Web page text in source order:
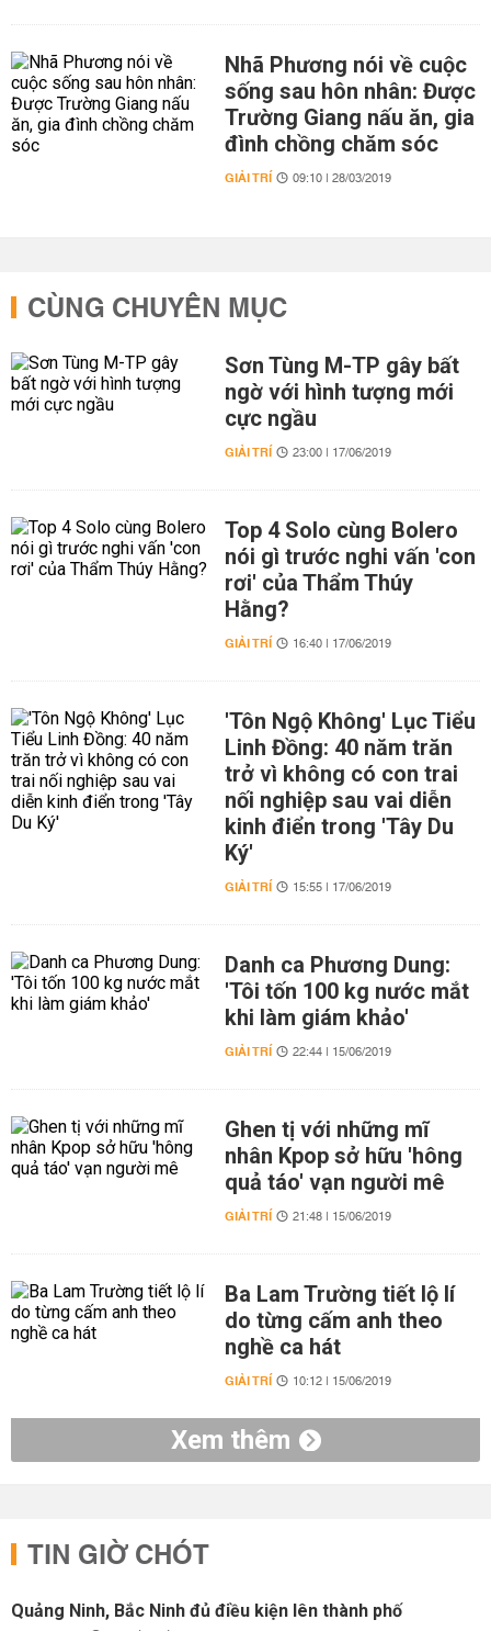
Nhã Phương nói về cuộc
sống sau hôn nhân: Được
Trường Giang nấu ăn, gia
đình chồng chăm sóc
GIẢI TRÍ 09:10 | 28/03/2019
CÙNG CHUYÊN MỤC
Sơn Tùng M-TP gây bất
ngờ với hình tượng mới
cực ngầu
GIẢI TRÍ 23:00 | 17/06/2019
Top 4 Solo cùng Bolero
nói gì trước nghi vấn 'con
rơi' của Thẩm Thúy
Hằng?
GIẢI TRÍ 16:40 | 17/06/2019
'Tôn Ngộ Không' Lục Tiểu
Linh Đồng: 40 năm trăn
trở vì không có con trai
nối nghiệp sau vai diễn
kinh điển trong 'Tây Du
Ký'
GIẢI TRÍ 15:55 | 17/06/2019
Danh ca Phương Dung:
'Tôi tốn 100 kg nước mắt
khi làm giám khảo'
GIẢI TRÍ 22:44 | 15/06/2019
Ghen tị với những mĩ
nhân Kpop sở hữu 'hông
quả táo' vạn người mê
GIẢI TRÍ 21:48 | 15/06/2019
Ba Lam Trường tiết lộ lí
do từng cấm anh theo
nghề ca hát
GIẢI TRÍ 10:12 | 15/06/2019
Xem thêm
TIN GIỜ CHÓT
Quảng Ninh, Bắc Ninh đủ điều kiện lên thành phố